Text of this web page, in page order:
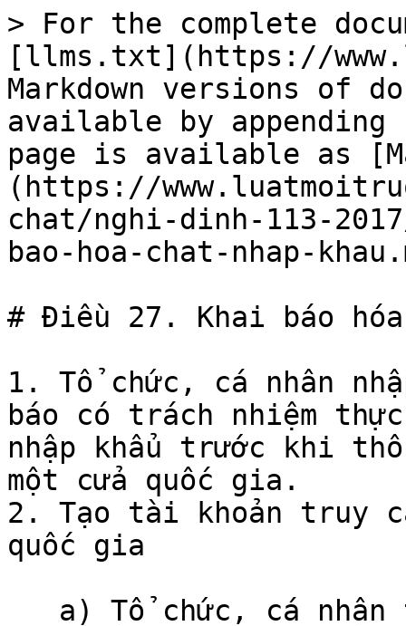
> For the complete
[llms.txt](https://
Markdown versions of
available by
page is available as
(https://
chat/nghi-dinh-113-
bao-hoa-chat-nhap-
# Điều 27. Khai báo
1. Tổ chức, cá nhân
báo có trách nhiệm
nhập khẩu trước khi
một cửa quốc gia.
2. Tạo tài khoản truy
quốc gia